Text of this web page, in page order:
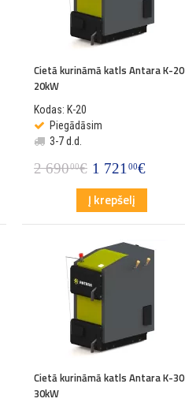
Cietā kurināmā katls Antara K-20
20kW
Kodas: K-20
Piegādāsim
3-7 d.d.
2 69000€ 1 72100€
Į krepšelį
Cietā kurināmā katls Antara K-30
30kW